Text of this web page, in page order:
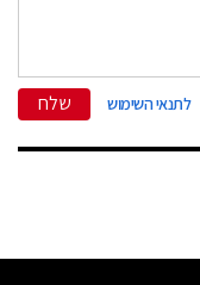
לתנאי השימוש שלח